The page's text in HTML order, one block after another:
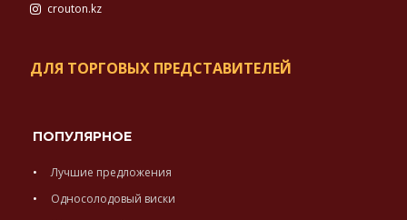
crouton.kz
ДЛЯ ТОРГОВЫХ ПРЕДСТАВИТЕЛЕЙ
ПОПУЛЯРНОЕ
Лучшие предложения
Односолодовый виски